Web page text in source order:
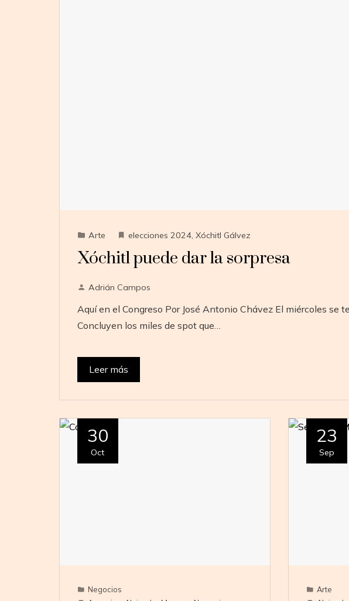
Arte elecciones 2024, Xóchitl Gálvez
Xóchitl puede dar la sorpresa
Adrián Campos
Aquí en el Congreso Por José Antonio Chávez El miércoles
Concluyen los miles de spot que…
Leer más
30
Oct
Negocios
23
Sep
Arte